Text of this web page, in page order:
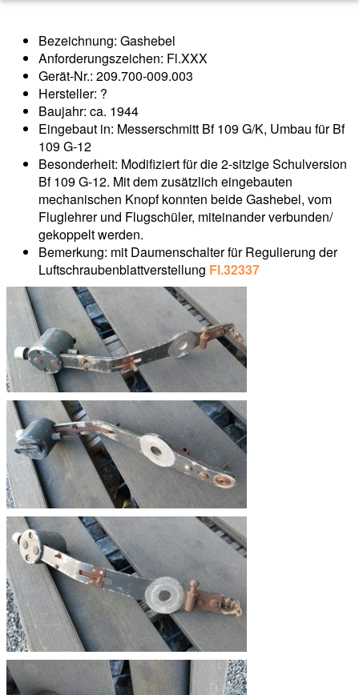
Bezeichnung: Gashebel
Anforderungszeichen: Fl.XXX
Gerät-Nr.: 209.700-009.003
Hersteller: ?
Baujahr: ca. 1944
Eingebaut in: Messerschmitt Bf 109 G/K, Umbau für Bf
109 G-12
Besonderheit: Modifiziert für die 2-sitzige Schulversion
Bf 109 G-12. Mit dem zusätzlich eingebauten
mechanischen Knopf konnten beide Gashebel, vom
Fluglehrer und Flugschüler, miteinander verbunden/
gekoppelt werden.
Bemerkung: mit Daumenschalter für Regulierung der
Luftschraubenblattverstellung Fl.32337